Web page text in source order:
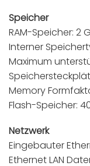
Speicher
RAM-Speicher: 2
Interner
Maximum
Memory
Flash-Speicher:
Netzwerk
Eingebauter
Ethernet LAN